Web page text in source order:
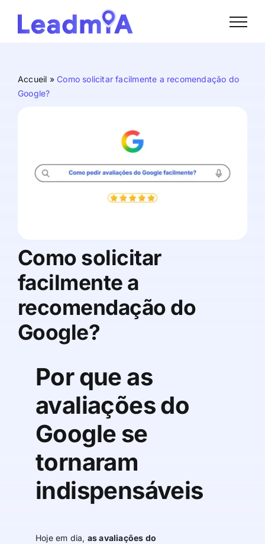
content
Accueil » Como solicitar facilmente a recomendação do
Google?
Como solicitar
facilmente a
recomendação do
Google?
Por que as
avaliações do
Google se
tornaram
indispensáveis
Hoje em dia, as avaliações do